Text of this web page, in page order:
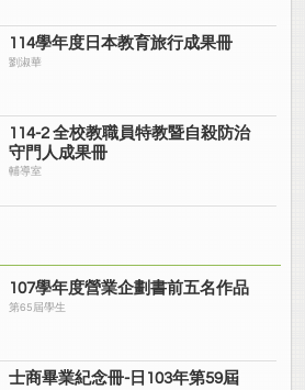
114學年度日本教育旅行成果冊
劉淑華
114-2 全校教職員特教暨自殺防治
守門人成果冊
輔導室
107學年度營業企劃書前五名作品
第65屆學生
士商畢業紀念冊-日103年第59屆